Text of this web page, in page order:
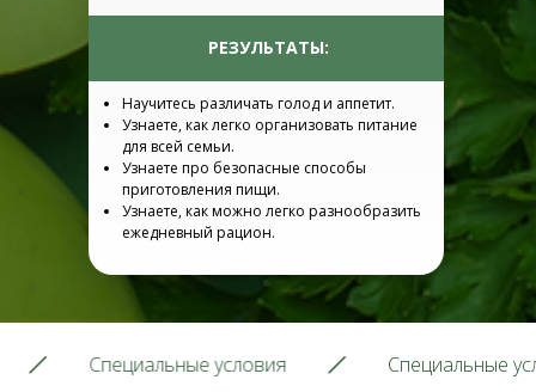
Научитесь различать голод и аппетит.
Узнаете, как легко организовать питание
для всей семьи.
Узнаете про безопасные способы
приготовления пищи.
Узнаете, как можно легко разнообразить
ежедневный рацион.
РЕЗУЛЬТАТЫ:
Специальные условия Специальные условия